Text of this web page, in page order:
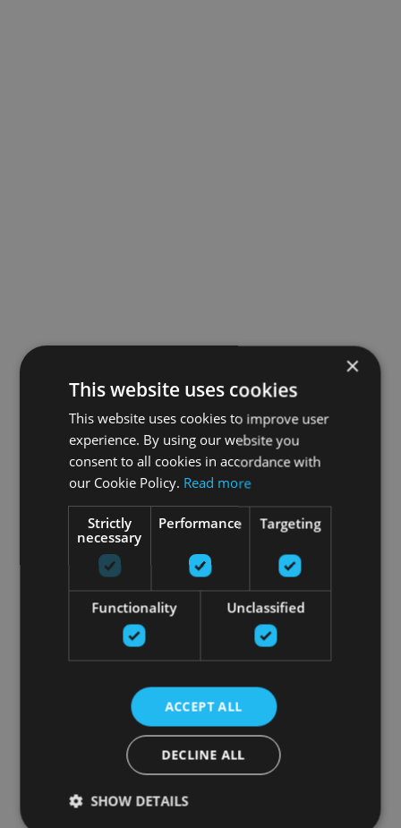
×
This website uses cookies
This website uses cookies to improve user
experience. By using our website you
consent to all cookies in accordance with
our Cookie Policy. Read more
Strictly
necessary
Performance Targeting
Functionality Unclassified
ACCEPT ALL
DECLINE ALL
SHOW DETAILS